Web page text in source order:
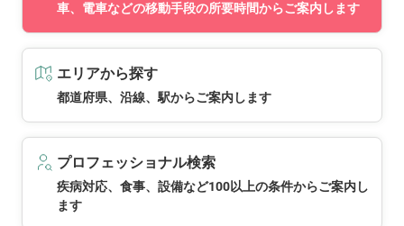
車、電車などの移動手段の所要時間からご案内します
エリアから探す
都道府県、沿線、駅からご案内します
プロフェッショナル検索
疾病対応、食事、設備など100以上の条件からご案内し
ます